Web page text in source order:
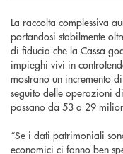
La raccolta complessiva
portandosi stabilmente
di fiducia che la Cassa
impieghi vivi in
mostrano un incremento
seguito delle operazioni
passano da 53 a 29
“Se i dati patrimoniali
economici ci fanno ben